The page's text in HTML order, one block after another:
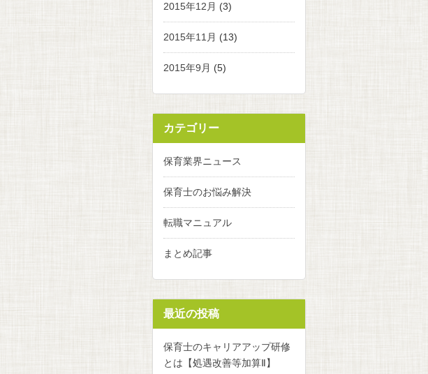
2015年12月 (3)
2015年11月 (13)
2015年9月 (5)
カテゴリー
保育業界ニュース
保育士のお悩み解決
転職マニュアル
まとめ記事
最近の投稿
保育士のキャリアアップ研修
とは【処遇改善等加算Ⅱ】